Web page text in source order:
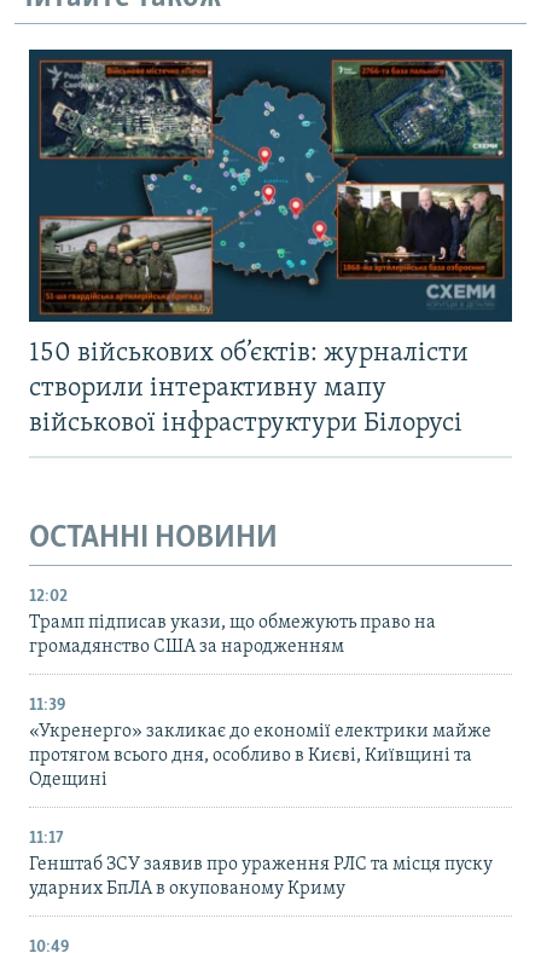
150 військових об’єктів: журналісти
створили інтерактивну мапу
військової інфраструктури Білорусі
ОСТАННІ НОВИНИ
12:02
Трамп підписав укази, що обмежують право на
громадянство США за народженням
11:39
«Укренерго» закликає до економії електрики майже
протягом всього дня, особливо в Києві, Київщині та
Одещині
11:17
Генштаб ЗСУ заявив про ураження РЛС та місця пуску
ударних БпЛА в окупованому Криму
10:49